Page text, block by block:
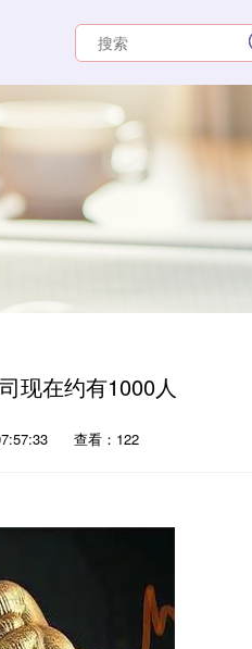
现在约有1000人
查看：122